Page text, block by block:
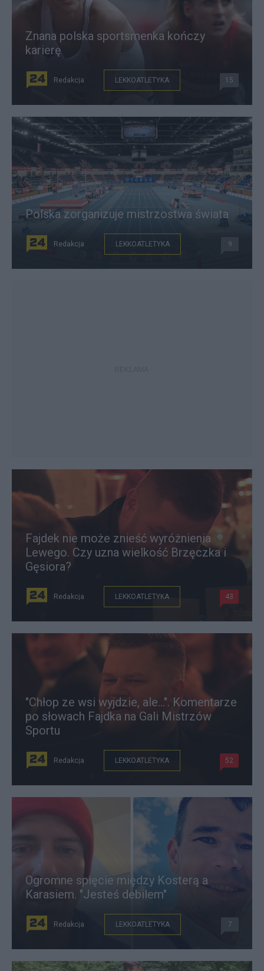
Znana polska sportsmenka kończy
karierę
Redakcja LEKKOATLETYKA 15
Polska zorganizuje mistrzostwa świata
Redakcja LEKKOATLETYKA 9
Fajdek nie może znieść wyróżnienia
Lewego. Czy uzna wielkość Brzęczka i
Gęsiora?
Redakcja LEKKOATLETYKA 43
"Chłop ze wsi wyjdzie, ale...". Komentarze
po słowach Fajdka na Gali Mistrzów
Sportu
Redakcja LEKKOATLETYKA 52
Ogromne spięcie między Kosterą a
Karasiem. "Jesteś debilem"
Redakcja LEKKOATLETYKA 7